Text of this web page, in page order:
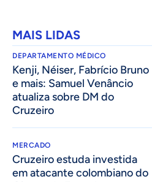
MAIS LIDAS
DEPARTAMENTO MÉDICO
Kenji, Néiser, Fabrício Bruno
e mais: Samuel Venâncio
atualiza sobre DM do
Cruzeiro
MERCADO
Cruzeiro estuda investida
em atacante colombiano do